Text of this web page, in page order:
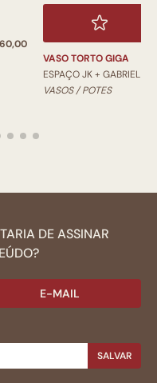
VASO TORTO GIGA
ESPAÇO JK + GABRIEL
VASOS / POTES
DE ASSINAR
E-MAIL
SALVAR